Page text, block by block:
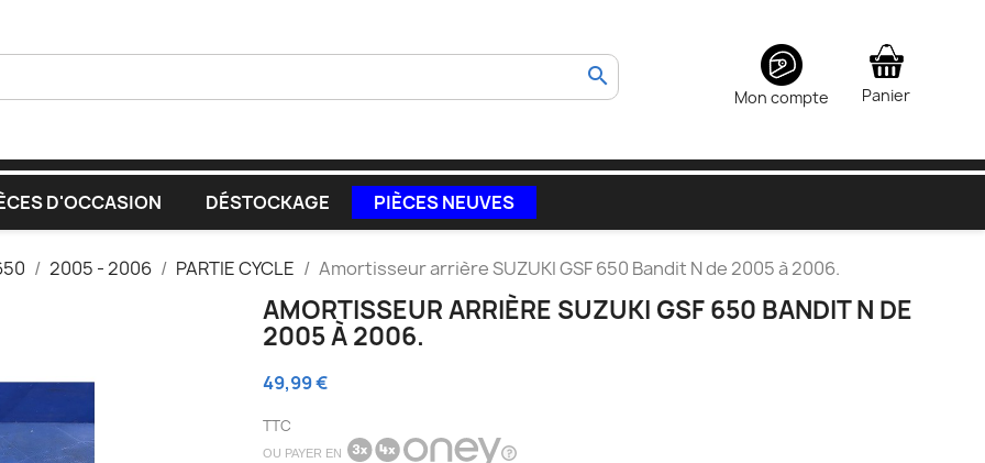
search
Mon compte Panier
D'OCCASION DÉSTOCKAGE PIÈCES NEUVES
2005 - 2006 PARTIE CYCLE Amortisseur arrière SUZUKI GSF 650 Bandit N de 2005 à 2006.
AMORTISSEUR ARRIÈRE SUZUKI GSF 650 BANDIT N DE
2005 À 2006.
49,99 €
TTC
OU PAYER EN